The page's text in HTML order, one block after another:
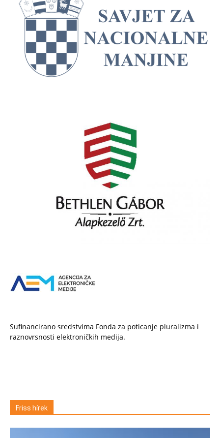
Sufinancirano sredstvima Fonda za poticanje pluralizma i
raznovrsnosti elektroničkih medija.
Friss hírek